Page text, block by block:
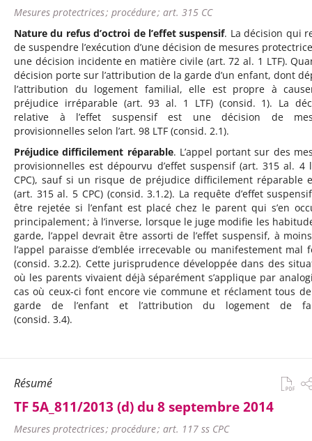
Mesures protectrices ; procédure ; art. 315 CC
Nature du refus d’octroi de l’effet suspensif. La décision qui
de suspendre l’exécution d’une décision de mesures
une décision incidente en matière civile (art. 72 al. 1 LTF).
décision porte sur l’attribution de la garde d’un enfant, dont
l’attribution du logement familial, elle est propre à
préjudice irréparable (art. 93 al. 1 LTF) (consid. 1). La
relative à l’effet suspensif est une décision de
provisionnelles selon l’art. 98 LTF (consid. 2.1).
Préjudice difficilement réparable. L’appel portant sur des
provisionnelles est dépourvu d’effet suspensif (art. 315 al. 4
CPC), sauf si un risque de préjudice difficilement réparable
(art. 315 al. 5 CPC) (consid. 3.1.2). La requête d’effet
être rejetée si l’enfant est placé chez le parent qui s’en
principalement ; à l’inverse, lorsque le juge modifie les
garde, l’appel devrait être assorti de l’effet suspensif, à
l’appel paraisse d’emblée irrecevable ou manifestement mal
(consid. 3.2.2). Cette jurisprudence développée dans des
où les parents vivaient déjà séparément s’applique par
cas où ceux-ci font encore vie commune et réclament tous
garde de l’enfant et l’attribution du logement de
(consid. 3.4).
Résumé
TF 5A_811/2013 (d) du 8 septembre 2014
Mesures protectrices ; procédure ; art. 117 ss CPC